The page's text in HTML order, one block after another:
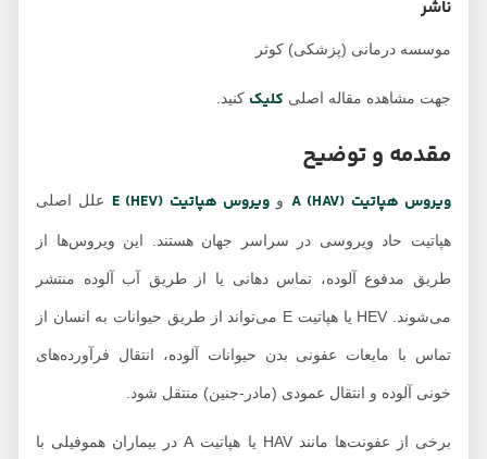
موسسه درمانی (پزشکی) کوثر
جهت مشاهده مقاله اصلیکلیککنید.
مقدمه و توضیح
ویروس هپاتیت A (HAV) و ویروس هپاتیت (HEV) E علل اصلی
هپاتیت حاد ویروسی در سراسر جهان هستند. این ویروس‌ها از
طریق مدفوع آلوده، تماس دهانی یا از طریق آب آلوده منتشر
می‌شوند. HEV یا هپاتیت E می‌تواند از طریق حیوانات به انسان از
تماس با مایعات عفونی بدن حیوانات آلوده، انتقال فرآورده‌های
خونی آلوده و انتقال عمودی (مادر-جنین) منتقل شود.
برخی از عفونت‌ها مانند HAV یا هپاتیت A در بیماران هموفیلی با